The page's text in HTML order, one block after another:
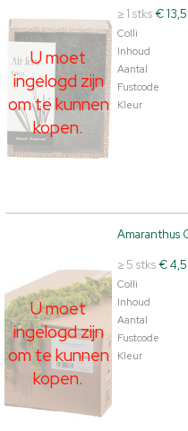
U moet
ingelogd zijn
om te kunnen
kopen.
≥ 1 stks€
Colli
Inhoud
Aantal
Fustcode
Kleur
U moet ingelogd zijn
in te loggen.
U moet
ingelogd zijn
om te kunnen
kopen.
Amaranthus
≥ 5 stks€
Colli
Inhoud
Aantal
Fustcode
Kleur
Amaranthus
U moet ingelogd zijn
in te loggen.